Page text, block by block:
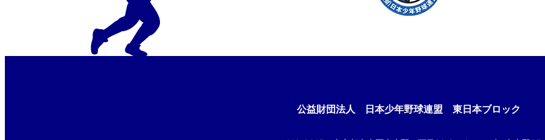
公益財団法人 日本少年野球連盟 東日本ブロック